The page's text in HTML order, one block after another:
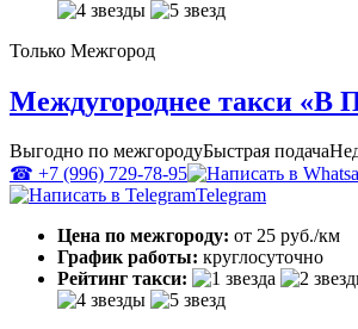
Только Межгород
Междугороднее такси «В
Выгодно по межгородуБыстрая подача
☎ +7 (996) 729-78-95
Telegram
Цена по межгороду: от 25 руб./км
График работы: круглосуточно
Рейтинг такси: